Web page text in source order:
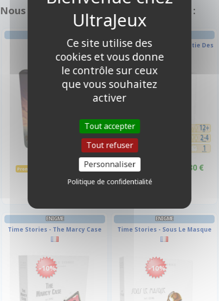
Nous vous recommandons également :
L'ile Interdite
Promo -10% 23,50 €
Time Stories - La Prophétie Des
Dragons
-10%
Promo -10% 23,30 €
ENIGME
Time Stories - The Marcy Case
-10%
ENIGME
Time Stories - Sous Le Masque
-10%
Ce site utilise des
cookies et vous donne
le contrôle sur ceux
que vous souhaitez
activer
Tout accepter
Tout refuser
Personnaliser
Politique de confidentialité